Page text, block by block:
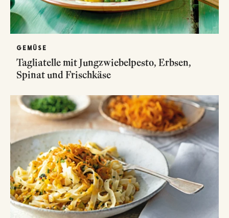
GEMÜSE
Tagliatelle mit Jungzwiebelpesto, Erbsen,
Spinat und Frischkäse